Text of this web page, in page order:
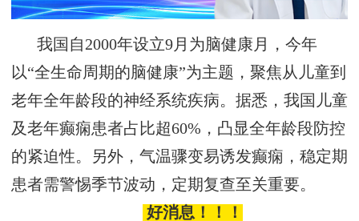
我国自2000年设立9月为脑健康月，今年
以“全生命周期的脑健康”为主题， ‌聚焦从儿童到
老年全年龄段的神经系统疾病。据悉，我国儿童
及老年癫痫患者占比超60%，凸显全年龄段防控
的紧迫性。
另外，气温骤变易诱发癫痫，稳定期
患者需警惕季节波动，定期复查至关重要。
好消息！！！